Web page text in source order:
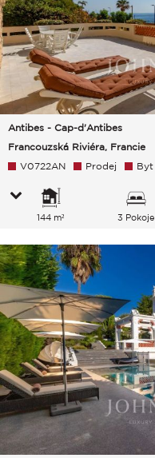
Antibes - Cap-d'Antibes
Francouzská Riviéra, Francie
V0722AN Prodej Byt
144 m² 3 Pokoje